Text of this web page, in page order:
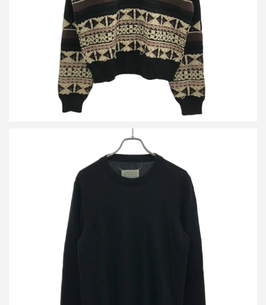
詳しく見る
メゾン マルジェラ 17AW エルボーパッチウールニットセーター